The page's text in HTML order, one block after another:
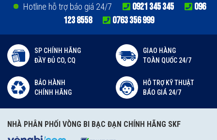
Hotline hỗ trợ báo giá 24/7 0921 345 345
096
123 8558
0763 356 999
SP CHÍNH HÃNG
ĐẦY ĐỦ CO, CQ
GIAO HÀNG
TOÀN QUỐC 24/7
BẢO HÀNH
CHÍNH HÃNG
HỖ TRỢ KỸ THUẬT
BÁO GIÁ 24/7
NHÀ PHÂN PHỐI VÒNG BI BẠC ĐẠN CHÍNH HÃNG SKF